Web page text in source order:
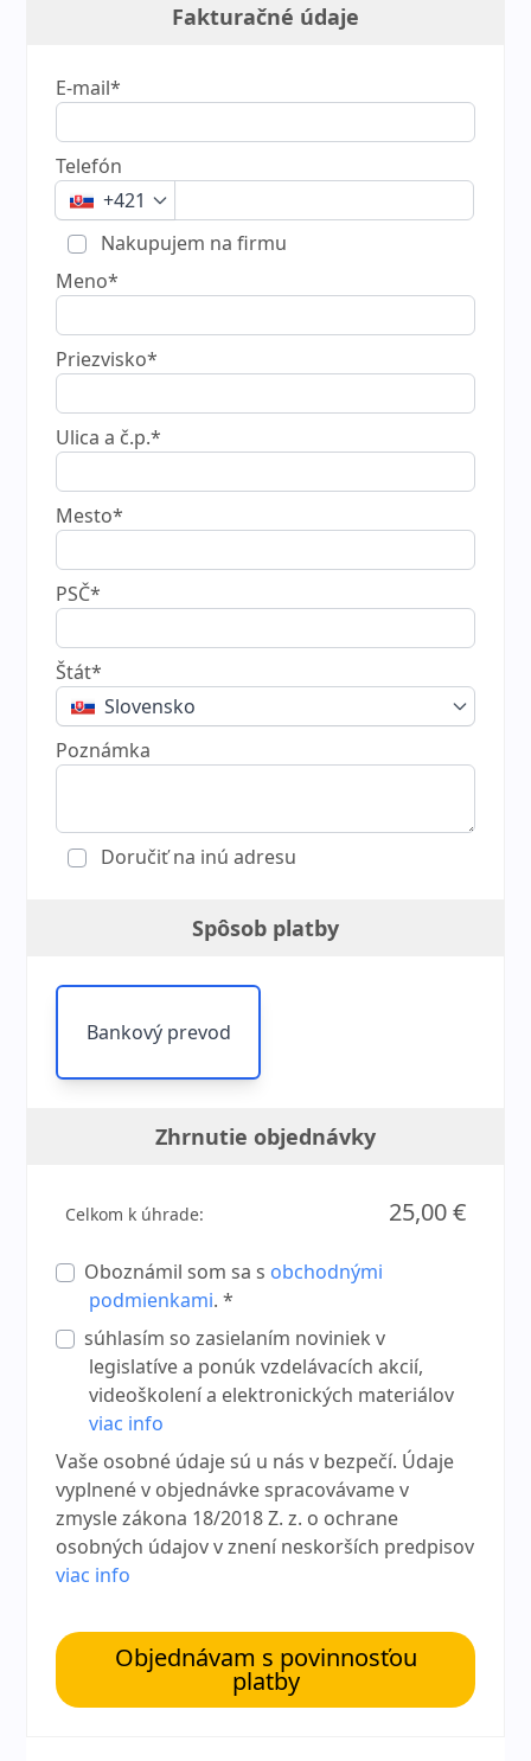
Fakturačné údaje
E-mail*
Telefón
+421
Nakupujem na firmu
Meno*
Priezvisko*
Ulica a č.p.*
Mesto*
PSČ*
Štát*
Slovensko
Poznámka
Doručiť na inú adresu
Spôsob platby
Bankový prevod
Zhrnutie objednávky
Celkom k úhrade: 25,00 €
Oboznámil som sa s obchodnými
podmienkami. *
súhlasím so zasielaním noviniek v
legislatíve a ponúk vzdelávacích akcií,
videoškolení a elektronických materiálov
viac info
Vaše osobné údaje sú u nás v bezpečí. Údaje
vyplnené v objednávke spracovávame v
zmysle zákona 18/2018 Z. z. o ochrane
osobných údajov v znení neskorších predpisov
viac info
Objednávam s povinnosťou
platby